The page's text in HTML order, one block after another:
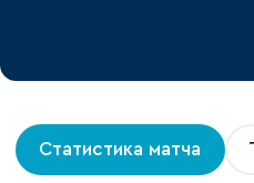
Статистика матча